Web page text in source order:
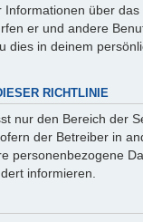
Informationen über
er und andere
dies in deinem
RICHTLINIE
nur den Bereich der
der Betreiber in
personenbezogene
informieren.